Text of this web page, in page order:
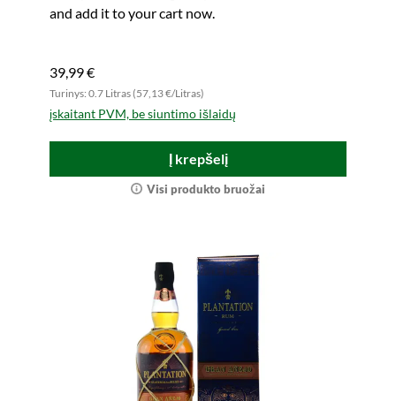
and add it to your cart now.
39,99 €
Turinys: 0.7 Litras (57,13 €/Litras)
įskaitant PVM, be siuntimo išlaidų
Į krepšelį
Visi produkto bruožai